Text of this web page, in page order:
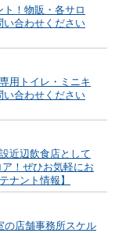
！物販・各サロ
合わせください
用トイレ・ミニキ
合わせください
近辺飲食店として
！ぜひお気軽にお
ナント情報】
の店舗事務所スケル